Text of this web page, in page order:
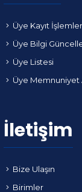
Üye Kayıt
Üye Bilgi
Üye Listesi
Üye Memnuniyet
İletişim
Bize Ulaşın
Birimler